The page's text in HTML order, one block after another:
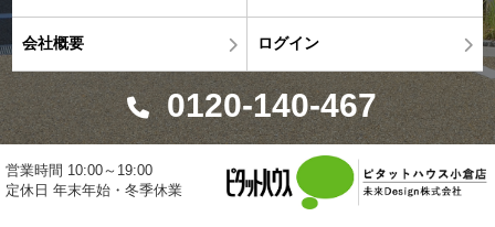
会社概要 ログイン
0120-140-467
営業時間 10:00～19:00
定休日 年末年始・冬季休業